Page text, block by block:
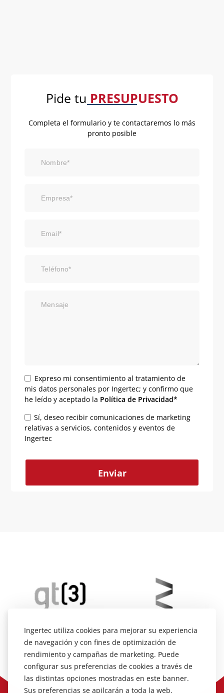
Pide tu PRESUPUESTO
Completa el formulario y te contactaremos lo más
pronto posible
Nombre*
Empresa*
Email*
Teléfono*
Mensaje
Expreso mi consentimiento al tratamiento de
mis datos personales por Ingertec; y confirmo que
he leído y aceptado la Política de Privacidad*
Sí, deseo recibir comunicaciones de marketing
relativas a servicios, contenidos y eventos de
Ingertec
Ingertec utiliza cookies para mejorar su experiencia
de navegación y con fines de optimización de
rendimiento y campañas de marketing. Puede
configurar sus preferencias de cookies a través de
las distintas opciones mostradas en este banner.
Sus preferencias se apilcarán a toda la web.